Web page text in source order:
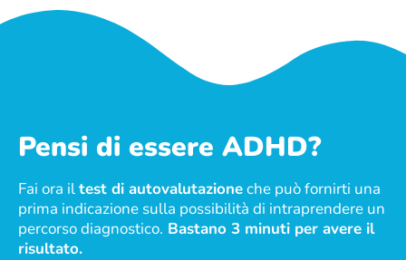
Pensi di essere ADHD?
Fai ora iltest di autovalutazioneche può fornirti una
prima indicazione sulla possibilità di intraprendere un
percorso diagnostico. Bastano 3 minuti per avere il
risultato.